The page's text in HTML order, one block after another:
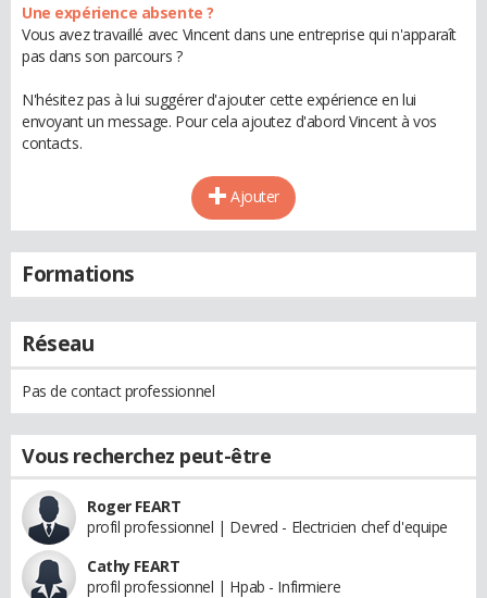
Une expérience absente ?
Vous avez travaillé avec Vincent dans une entreprise qui n'apparaît
pas dans son parcours ?
N'hésitez pas à lui suggérer d'ajouter cette expérience en lui
envoyant un message. Pour cela ajoutez d'abord Vincent à vos
contacts.
Ajouter
Formations
Réseau
Pas de contact professionnel
Vous recherchez peut-être
Roger FEART
profil professionnel | Devred - Electricien chef d'equipe
Cathy FEART
profil professionnel | Hpab - Infirmiere